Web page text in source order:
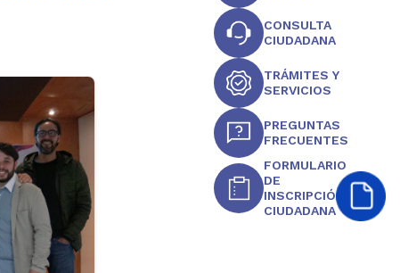
CONSULTA
CIUDADANA
TRÁMITES Y
SERVICIOS
PREGUNTAS
FRECUENTES
FORMULARIO
DE
INSCRIPCIÓN
CIUDADANA